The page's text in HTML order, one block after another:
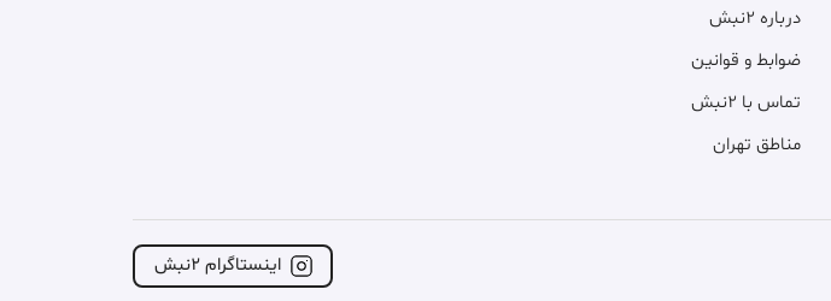
درباره ۲نبش
ضوابط و قوانین
تماس با ۲نبش
مناطق تهران
اینستاگرام ۲نبش